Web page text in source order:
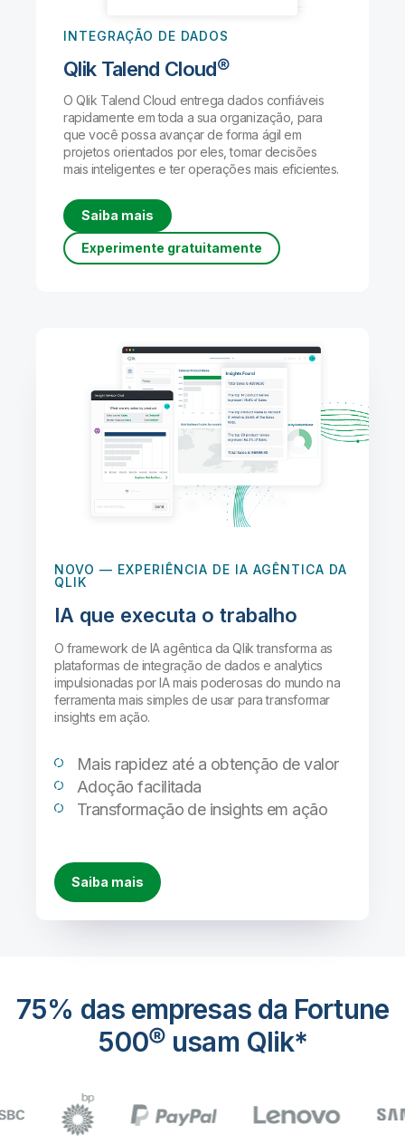
INTEGRAÇÃO DE DADOS
Qlik Talend Cloud®
O Qlik Talend Cloud entrega dados confiáveis
rapidamente em toda a sua organização, para
que você possa avançar de forma ágil em
projetos orientados por eles, tomar decisões
mais inteligentes e ter operações mais eficientes.
Saiba mais
Experimente gratuitamente
NOVO — EXPERIÊNCIA DE IA AGÊNTICA DA
QLIK
IA que executa o trabalho
O framework de IA agêntica da Qlik transforma as
plataformas de integração de dados e analytics
impulsionadas por IA mais poderosas do mundo na
ferramenta mais simples de usar para transformar
insights em ação.
Mais rapidez até a obtenção de valor
Adoção facilitada
Transformação de insights em ação
Saiba mais
75% das empresas da Fortune
500® usam Qlik*